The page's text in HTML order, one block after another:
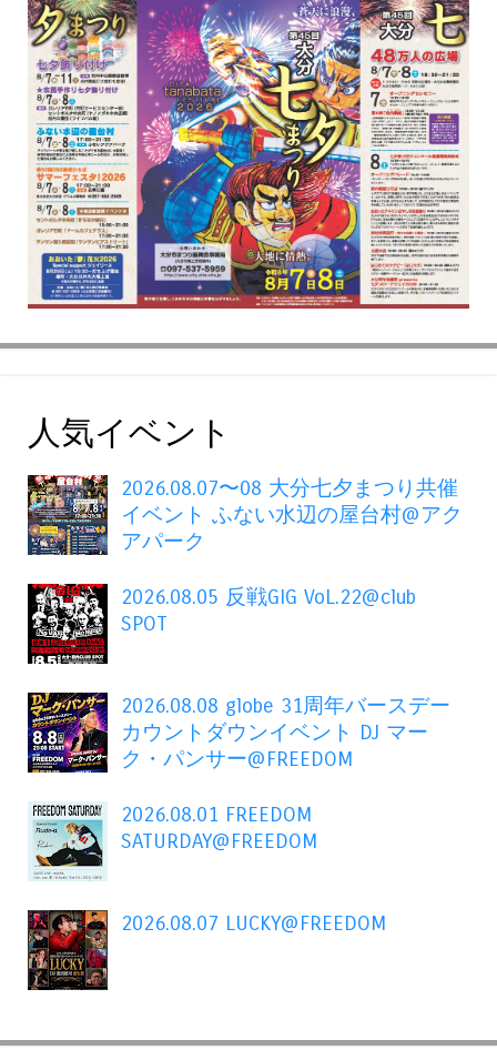
人気イベント
2026.08.07〜08 大分七夕まつり共催
イベント ふない水辺の屋台村@アク
アパーク
2026.08.05 反戦GIG VoL.22@club
SPOT
2026.08.08 globe 31周年バースデー
カウントダウンイベント DJ マー
ク・パンサー@FREEDOM
2026.08.01 FREEDOM
SATURDAY@FREEDOM
2026.08.07 LUCKY@FREEDOM